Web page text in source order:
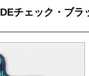
チェック・ブラ